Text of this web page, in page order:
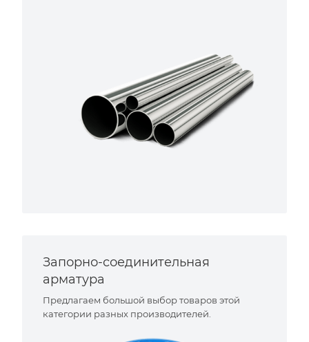
Запорно-соединительная
арматура
Предлагаем большой выбор товаров этой
категории разных производителей.